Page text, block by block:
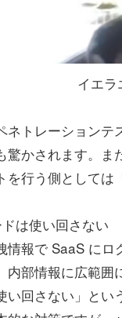
イエ
ネトレーションテ
驚かされます。
を行う側として
は使い回さない
情報で SaaS に
内部情報に広範囲
い回さない」とい